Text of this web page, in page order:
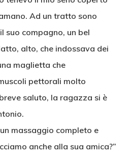
Ad un tratto sono
suo compagno, un bel
alto, che indossava dei
maglietta che
pettorali molto
saluto, la ragazza si è
massaggio completo e
anche alla sua amica?”